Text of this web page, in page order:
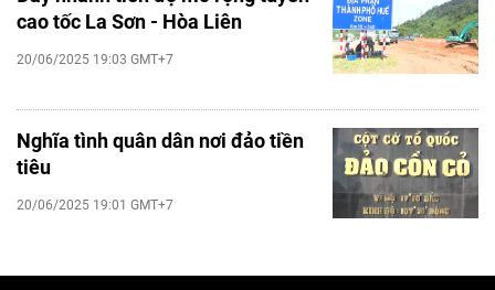
cao tốc La Sơn - Hòa Liên
20/06/2025 19:03 GMT+7
Nghĩa tình quân dân nơi đảo tiền
tiêu
20/06/2025 19:01 GMT+7